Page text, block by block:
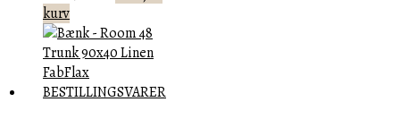
kurv